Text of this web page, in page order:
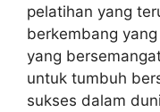
pelatihan yang
berkembang
yang
untuk tumbuh
sukses dalam